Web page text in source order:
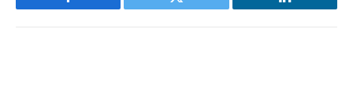
Facebook Twitter LinkedIn